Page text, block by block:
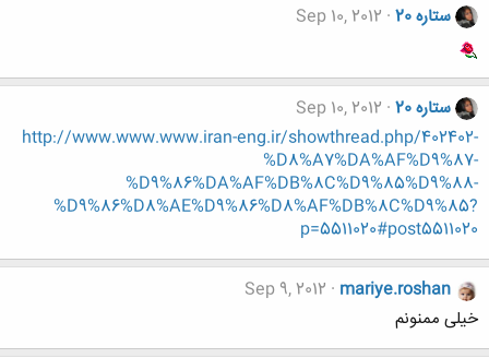
ستاره 20 Sep 10, 2012
ستاره 20
Sep 10, 2012
http://www.www.www.iran-eng.ir/showthread.php/402402-
%D8%A7%DA%AF%D9%87-
%D9%86%DA%AF%DB%8C%D9%85%D9%88-
%D9%86%D8%AE%D9%86%D8%AF%DB%8C%D9%85?
p=5511020#post5511020
mariye.roshan
Sep 9, 2012
خیلی ممنونم